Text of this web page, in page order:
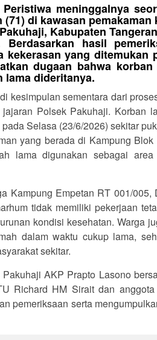
meninggalnya
di kawasan pemakaman
Kabupaten
Berdasarkan hasil
kekerasan yang ditemukan
dugaan bahwa korban
lama dideritanya.
kesimpulan sementara dari
Polsek Pakuhaji. Korban
Selasa (23/6/2026) sekitar
yang berada di Kampung Blok
lama digunakan sebagai area
Kampung Empetan RT 001/005,
tidak memiliki pekerjaan
kondisi kesehatan. Warga
dalam waktu cukup lama,
sekitar.
AKP Prapto Lasono
Richard HM Sirait dan
pemeriksaan serta